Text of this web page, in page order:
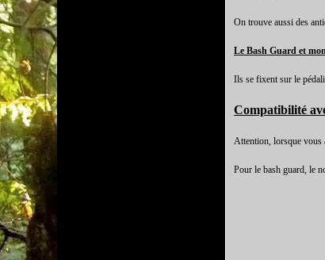
On trouve aussi des
Le Bash Guard et
Ils se fixent sur le
Compatibilité
Attention, lorsque vous
Pour le bash guard, le